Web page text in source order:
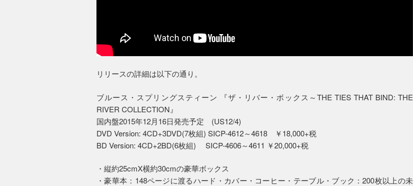
リリースの詳細は以下の通り。
ブルース・スプリングスティーン 『ザ・リバー・ボックス～THE TIES THAT BIND: THE
RIVER COLLECTION』
国内盤2015年12月16日発売予定 (US12/4)
DVD Version: 4CD+3DVD(7枚組) SICP-4612～4618 ￥18,000+税
BD Version: 4CD+2BD(6枚組) SICP-4606～4611 ￥20,000+税
・縦約25cmX横約30cmの豪華ボックス
・豪華本：148ページに渡るハード・カバー・コーヒー・テーブル・ブック：200枚以上の未